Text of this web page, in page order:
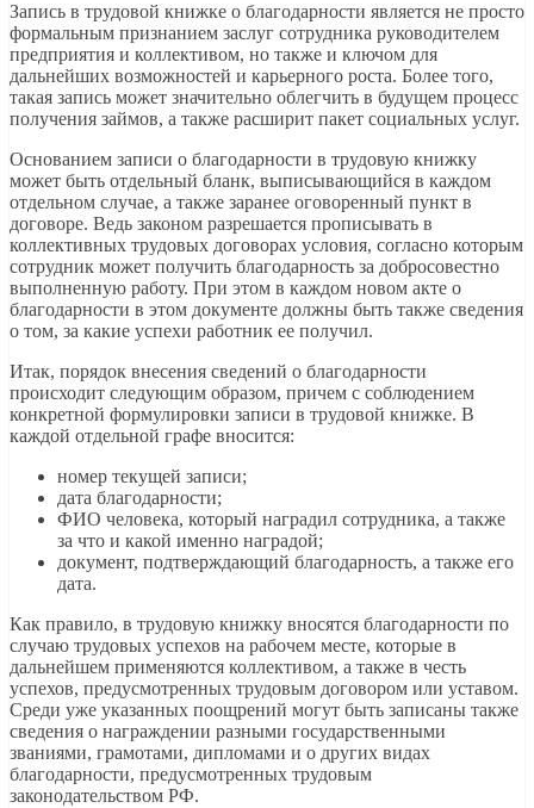
Запись в трудовой книжке о благодарности является не просто
формальным признанием заслуг сотрудника руководителем
предприятия и коллективом, но также и ключом для
дальнейших возможностей и карьерного роста. Более того,
такая запись может значительно облегчить в будущем процесс
получения займов, а также расширит пакет социальных услуг.
Основанием записи о благодарности в трудовую книжку
может быть отдельный бланк, выписывающийся в каждом
отдельном случае, а также заранее оговоренный пункт в
договоре. Ведь законом разрешается прописывать в
коллективных трудовых договорах условия, согласно которым
сотрудник может получить благодарность за добросовестно
выполненную работу. При этом в каждом новом акте о
благодарности в этом документе должны быть также сведения
о том, за какие успехи работник ее получил.
Итак, порядок внесения сведений о благодарности
происходит следующим образом, причем с соблюдением
конкретной формулировки записи в трудовой книжке. В
каждой отдельной графе вносится:
номер текущей записи;
дата благодарности;
ФИО человека, который наградил сотрудника, а также
за что и какой именно наградой;
документ, подтверждающий благодарность, а также его
дата.
Как правило, в трудовую книжку вносятся благодарности по
случаю трудовых успехов на рабочем месте, которые в
дальнейшем применяются коллективом, а также в честь
успехов, предусмотренных трудовым договором или уставом.
Среди уже указанных поощрений могут быть записаны также
сведения о награждении разными государственными
званиями, грамотами, дипломами и о других видах
благодарности, предусмотренных трудовым
законодательством РФ.